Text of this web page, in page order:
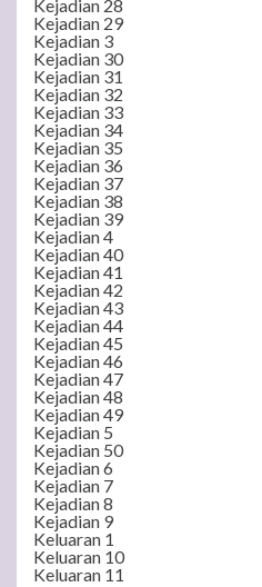
Kejadian 28
Kejadian 29
Kejadian 3
Kejadian 30
Kejadian 31
Kejadian 32
Kejadian 33
Kejadian 34
Kejadian 35
Kejadian 36
Kejadian 37
Kejadian 38
Kejadian 39
Kejadian 4
Kejadian 40
Kejadian 41
Kejadian 42
Kejadian 43
Kejadian 44
Kejadian 45
Kejadian 46
Kejadian 47
Kejadian 48
Kejadian 49
Kejadian 5
Kejadian 50
Kejadian 6
Kejadian 7
Kejadian 8
Kejadian 9
Keluaran 1
Keluaran 10
Keluaran 11